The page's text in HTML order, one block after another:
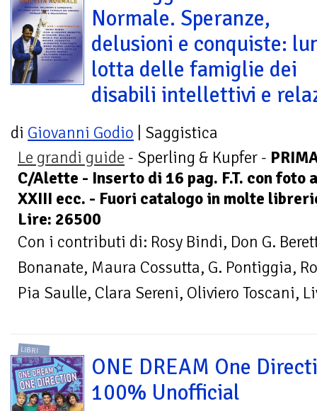
Normale. Speranze,
delusioni e conquiste:
lotta delle famiglie dei
disabili intellettivi e
di Giovanni Godio | Saggistica
Le grandi guide - Sperling & Kupfer -
C/Alette - Inserto di 16 pag. F.T. con foto
XXIII ecc. - Fuori catalogo in molte
Lire: 26500
Con i contributi di: Rosy Bindi, Don G.
Bonanate, Maura Cossutta, G. Pontiggia,
Pia Saulle, Clara Sereni, Oliviero Toscani,
LIBRI
ONE DREAM One
100% Unofficial